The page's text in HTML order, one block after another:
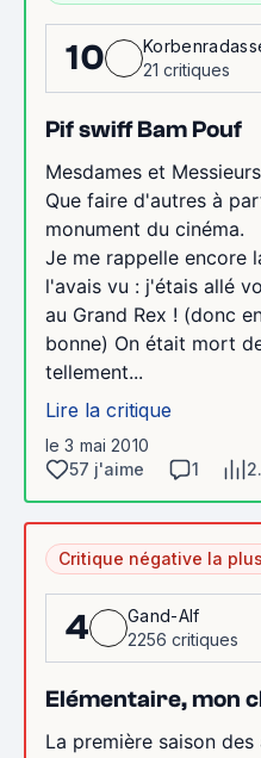
10
21 critiques
Pif swiff Bam Pouf
Mesdames et
Que faire d'autres à
monument du cinéma.
Je me rappelle encore
l'avais vu : j'étais allé
au Grand Rex ! (donc
bonne) On était mort
tellement...
Lire la critique
le 3 mai 2010
57 j'aime
1
Critique négative la
4
Gand-Alf
2256 critiques
Elémentaire, mon
La première saison